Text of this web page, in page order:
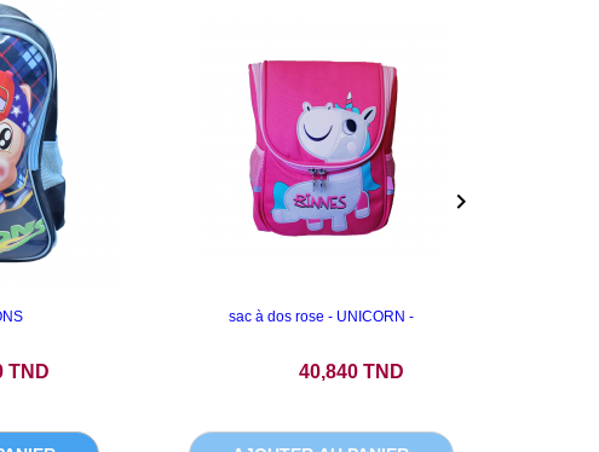
TND
sac à dos rose - UNICORN -
40,840 TND
